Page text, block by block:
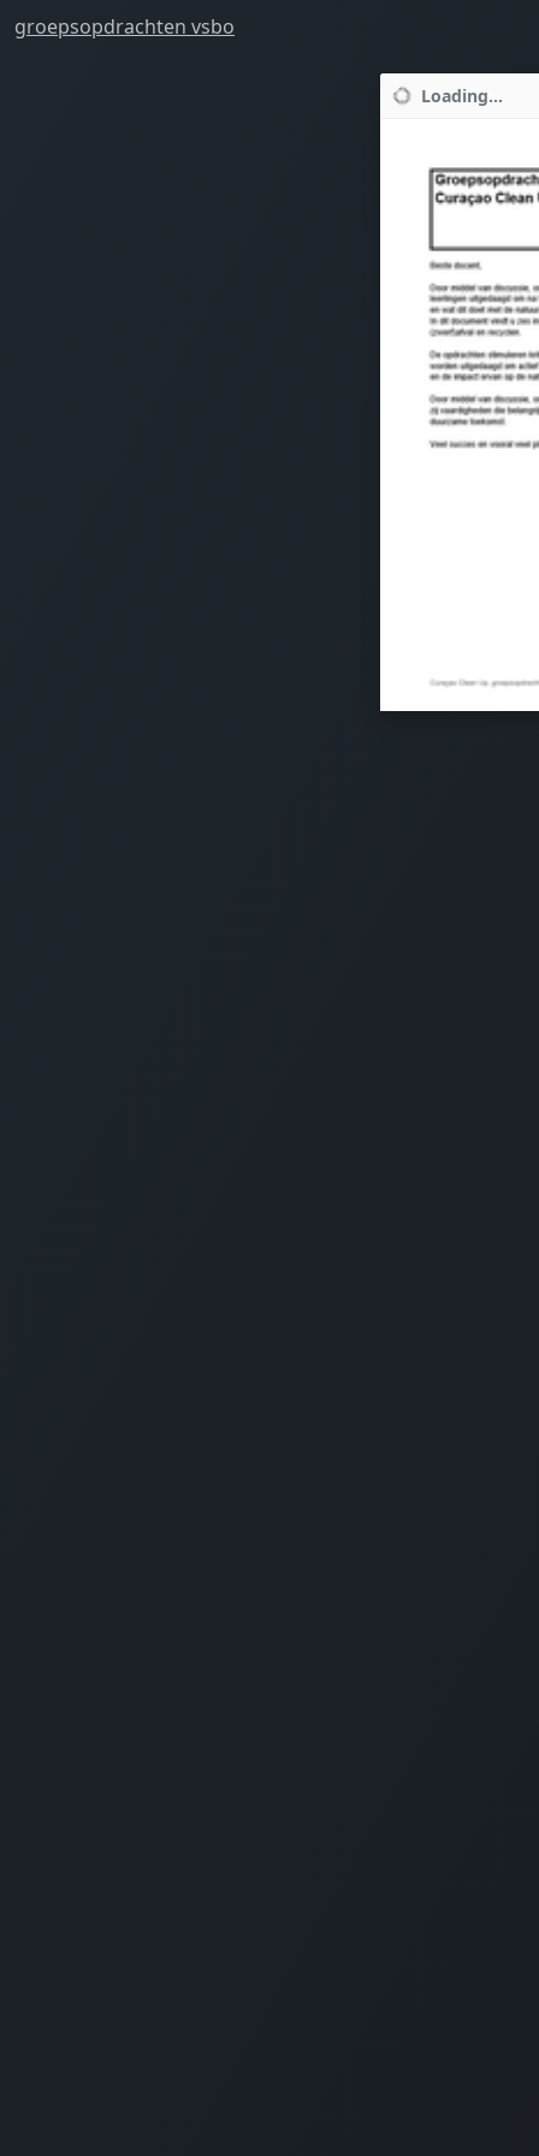
groepsopdrachten vsbo
Loading...